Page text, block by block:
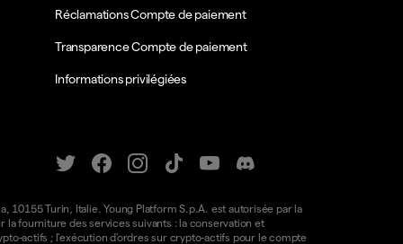
Réclamations Compte de paiement
Transparence Compte de paiement
Informations privilégiées
10155 Turin, Italie. Young Platform S.p.A. est autorisée par la
la fourniture des services suivants : la conservation et
actifs ; l'exécution d'ordres sur crypto-actifs pour le compte